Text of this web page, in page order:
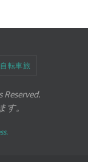
自転車旅
。